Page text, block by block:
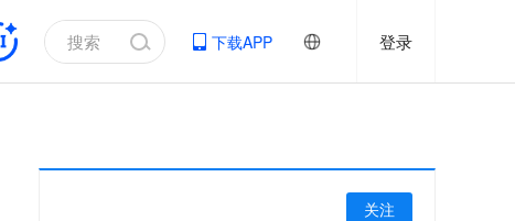
下载APP 登录
关注